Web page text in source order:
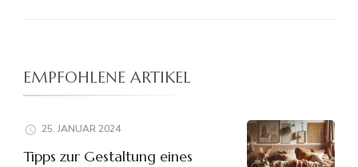
EMPFOHLENE ARTIKEL
25. JANUAR 2024
Tipps zur Gestaltung eines